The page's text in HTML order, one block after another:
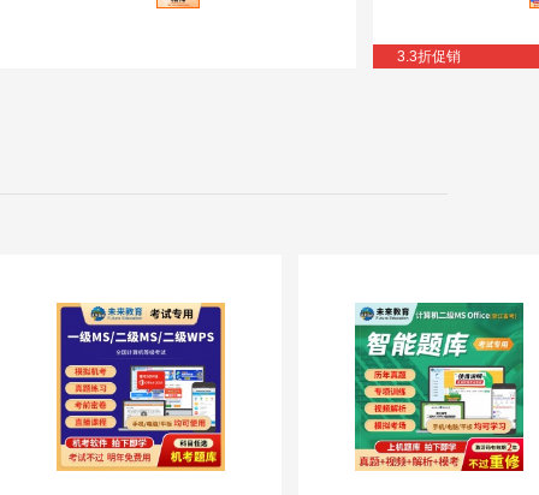
3.3折促销